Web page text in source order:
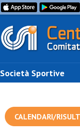
Società Sportive
CALENDARI/